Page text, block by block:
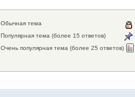
Обычная тема
Популярная тема (более 15 ответов)
Очень популярная тема (более 25 ответов)